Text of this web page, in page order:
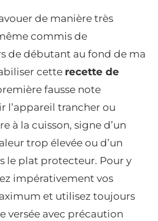
de manière très
commis de
de débutant au fond de ma
cette recette de
fausse note
l’appareil trancher ou
à la cuisson, signe d’un
trop élevée ou d’un
le plat protecteur. Pour y
impérativement vos
et utilisez toujours
versée avec précaution